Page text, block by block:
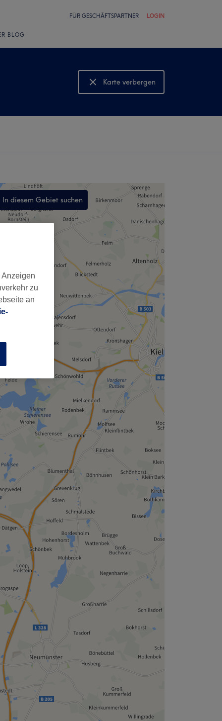
FÜR GESCHÄFTSPARTNER LOGIN
BLOG
Karte verbergen
Karte anzeigen
In diesem Gebiet suchen
,
zu
an